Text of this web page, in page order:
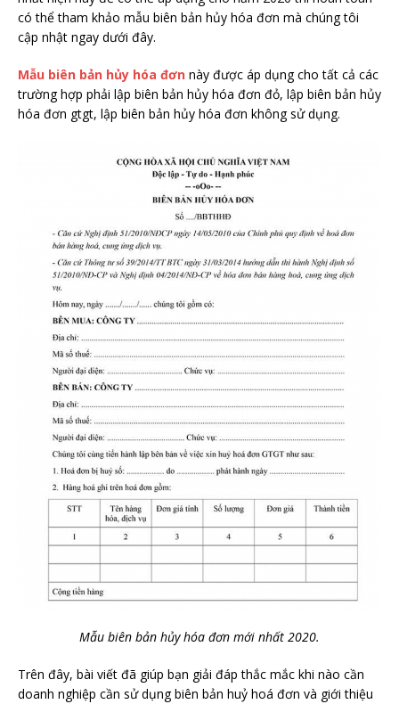
có thể tham khảo mẫu biên bản hủy hóa đơn mà chúng tôi
cập nhật ngay dưới đây.
Mẫu biên bản hủy hóa đơn này được áp dụng cho tất cả các
trường hợp phải lập biên bản hủy hóa đơn đỏ, lập biên bản hủy
hóa đơn gtgt, lập biên bản hủy hóa đơn không sử dụng.
Mẫu biên bản hủy hóa đơn mới nhất 2020.
Trên đây, bài viết đã giúp bạn giải đáp thắc mắc khi nào cần
doanh nghiệp cần sử dụng biên bản huỷ hoá đơn và giới thiệu